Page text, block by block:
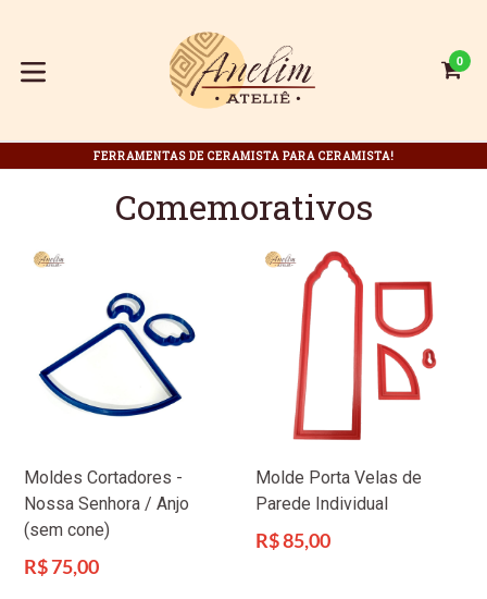
conteúdo
0
FERRAMENTAS DE CERAMISTA PARA CERAMISTA!
Comemorativos
Moldes Cortadores -
Nossa Senhora / Anjo
(sem cone)
Preço
R$ 75,00
Molde Porta Velas de
Parede Individual
Preço
R$ 85,00